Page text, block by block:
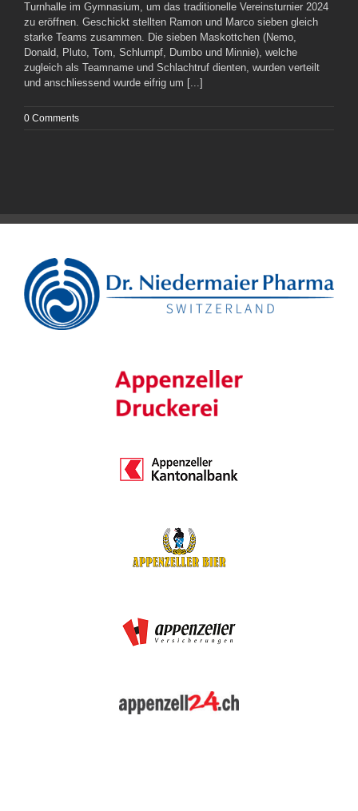
Turnhalle im Gymnasium, um das traditionelle Vereinsturnier 2024
zu eröffnen. Geschickt stellten Ramon und Marco sieben gleich
starke Teams zusammen. Die sieben Maskottchen (Nemo,
Donald, Pluto, Tom, Schlumpf, Dumbo und Minnie), welche
zugleich als Teamname und Schlachtruf dienten, wurden verteilt
und anschliessend wurde eifrig um [...]
0 Comments